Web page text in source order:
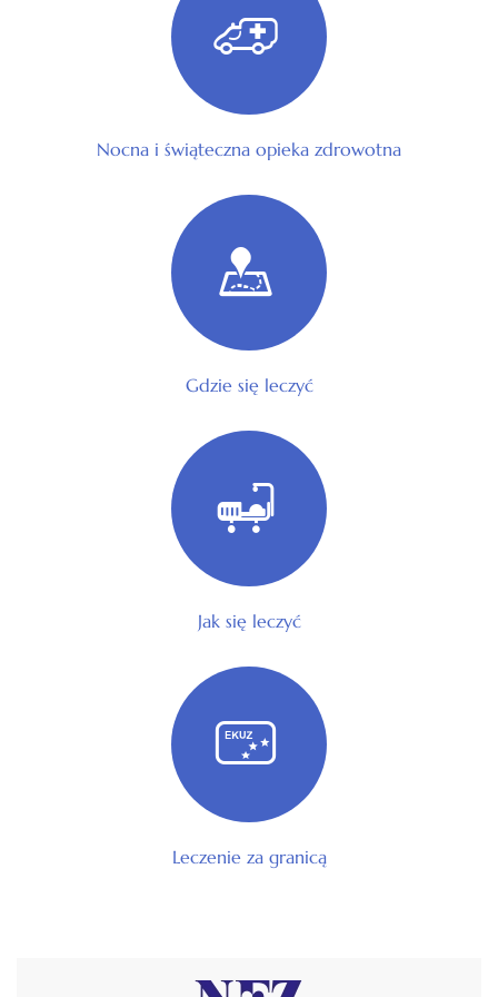
Nocna i świąteczna opieka zdrowotna
Gdzie się leczyć
Jak się leczyć
Leczenie za granicą